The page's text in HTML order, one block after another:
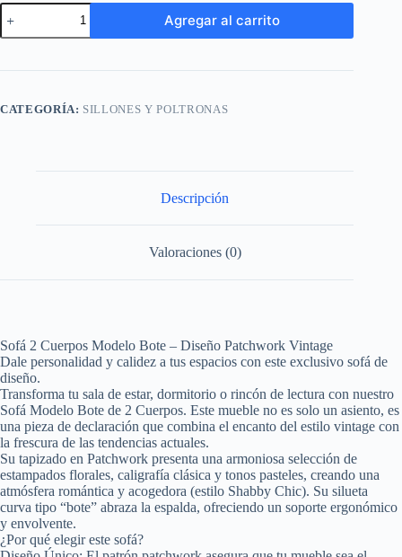
Sofa
Bote
2
estilo
Agregar al carrito
CATEGORÍA: SILLONES Y POLTRONAS
Descripción
Valoraciones (0)
Sofá 2 Cuerpos Modelo Bote – Diseño Patchwork Vintage
Dale personalidad y calidez a tus espacios con este exclusivo sofá de
diseño.
Transforma tu sala de estar, dormitorio o rincón de lectura con nuestro
Sofá Modelo Bote de 2 Cuerpos. Este mueble no es solo un asiento, es
una pieza de declaración que combina el encanto del estilo vintage con
la frescura de las tendencias actuales.
Su tapizado en Patchwork presenta una armoniosa selección de
estampados florales, caligrafía clásica y tonos pasteles, creando una
atmósfera romántica y acogedora (estilo Shabby Chic). Su silueta
curva tipo “bote” abraza la espalda, ofreciendo un soporte ergonómico
y envolvente.
¿Por qué elegir este sofá?